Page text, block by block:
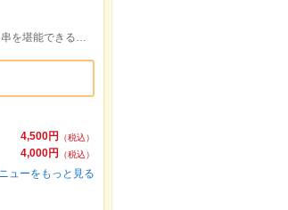
仙台駅徒歩2分!飲み放題付き3000円～◎自慢の焼き鳥や野菜巻き串を堪能できる創作和食居酒屋！宴会・昼のみに最適◎
4,500円
（税込）
4,000円
（税込）
ューをもっと見る